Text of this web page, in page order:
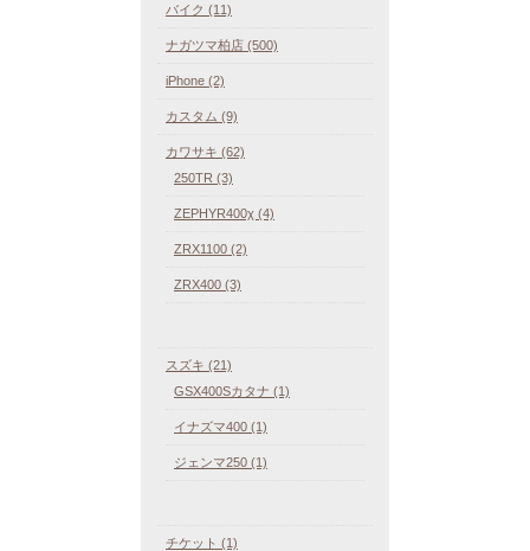
バイク (11)
ナガツマ柏店 (500)
iPhone (2)
カスタム (9)
カワサキ (62)
250TR (3)
ZEPHYR400χ (4)
ZRX1100 (2)
ZRX400 (3)
スズキ (21)
GSX400Sカタナ (1)
イナズマ400 (1)
ジェンマ250 (1)
チケット (1)